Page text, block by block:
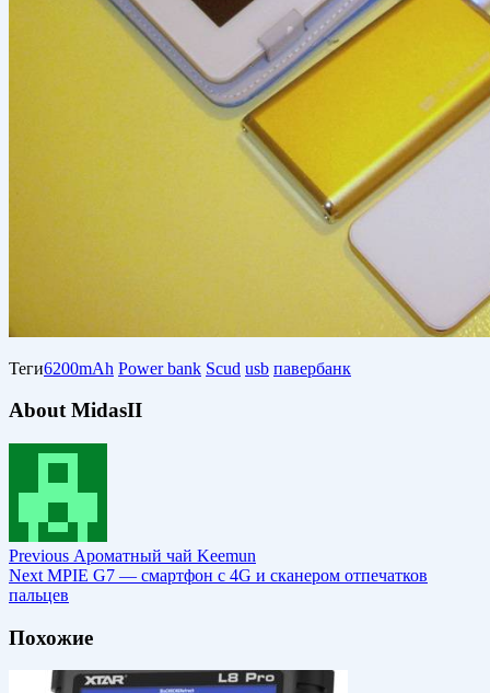
Теги6200mAh Power bank Scud usb павербанк
About MidasII
Previous Ароматный чай Keemun
Next MPIE G7 — смартфон с 4G и сканером отпечатков
пальцев
Похожие